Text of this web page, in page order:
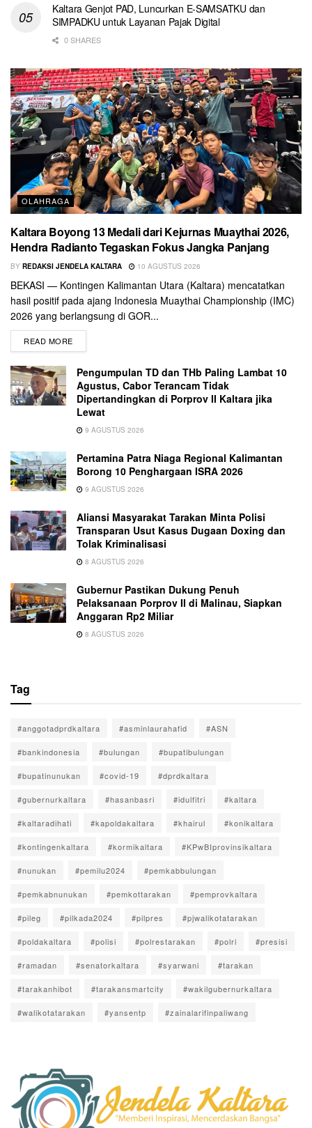
Kaltara Genjot PAD, Luncurkan E-SAMSATKU dan
SIMPADKU untuk Layanan Pajak Digital
0 SHARES
OLAHRAGA
Kaltara Boyong 13 Medali dari Kejurnas Muaythai 2026,
Hendra Radianto Tegaskan Fokus Jangka Panjang
BY REDAKSI JENDELA KALTARA 10 AGUSTUS 2026
BEKASI — Kontingen Kalimantan Utara (Kaltara) mencatatkan
hasil positif pada ajang Indonesia Muaythai Championship (IMC)
2026 yang berlangsung di GOR...
READ MORE
Pengumpulan TD dan THb Paling Lambat 10
Agustus, Cabor Terancam Tidak
Dipertandingkan di Porprov II Kaltara jika
Lewat
9 AGUSTUS 2026
Pertamina Patra Niaga Regional Kalimantan
Borong 10 Penghargaan ISRA 2026
9 AGUSTUS 2026
Aliansi Masyarakat Tarakan Minta Polisi
Transparan Usut Kasus Dugaan Doxing dan
Tolak Kriminalisasi
8 AGUSTUS 2026
Gubernur Pastikan Dukung Penuh
Pelaksanaan Porprov II di Malinau, Siapkan
Anggaran Rp2 Miliar
8 AGUSTUS 2026
Tag
#anggotadprdkaltara #asminlaurahafid #ASN
#bankindonesia #bulungan #bupatibulungan
#bupatinunukan #covid-19 #dprdkaltara
#gubernurkaltara #hasanbasri #idulfitri #kaltara
#kaltaradihati #kapoldakaltara #khairul #konikaltara
#kontingenkaltara #kormikaltara #KPwBIprovinsikaltara
#nunukan #pemilu2024 #pemkabbulungan
#pemkabnunukan #pemkottarakan #pemprovkaltara
#pileg #pilkada2024 #pilpres #pjwalikotatarakan
#poldakaltara #polisi #polrestarakan #polri #presisi
#ramadan #senatorkaltara #syarwani #tarakan
#tarakanhibot #tarakansmartcity #wakilgubernurkaltara
#walikotatarakan #yansentp #zainalarifinpaliwang